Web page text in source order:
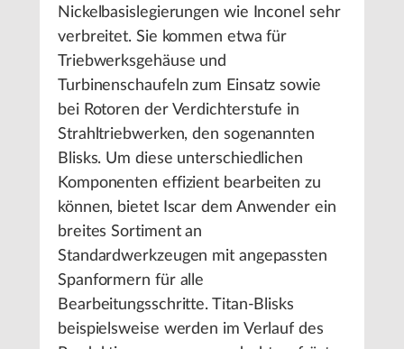
Nickelbasislegierungen wie Inconel sehr
verbreitet. Sie kommen etwa für
Triebwerksgehäuse und
Turbinenschaufeln zum Einsatz sowie
bei Rotoren der Verdichterstufe in
Strahltriebwerken, den sogenannten
Blisks. Um diese unterschiedlichen
Komponenten effizient bearbeiten zu
können, bietet Iscar dem Anwender ein
breites Sortiment an
Standardwerkzeugen mit angepassten
Spanformern für alle
Bearbeitungsschritte. Titan-Blisks
beispielsweise werden im Verlauf des